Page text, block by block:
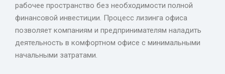
рабочее пространство без необходимости полной
финансовой инвестиции. Процесс лизинга офиса
позволяет компаниям и предпринимателям наладить
деятельность в комфортном офисе с минимальными
начальными затратами.